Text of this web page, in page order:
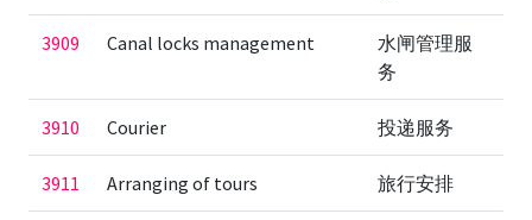
3909 Canal locks management
水闸管理服
务
3910 Courier 投递服务
3911 Arranging of tours 旅行安排